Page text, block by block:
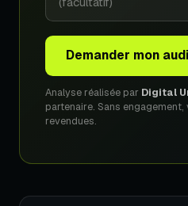
Demander mon
Analyse réalisée par Digital
partenaire. Sans
revendues.